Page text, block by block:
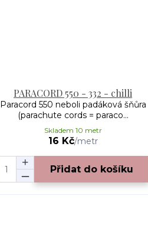
PARACORD 550 - 332 - chilli
Paracord 550 neboli padáková šňůra
(parachute cords = paraco...
16 Kč/metr
Skladem 10 metr
Přidat do košíku